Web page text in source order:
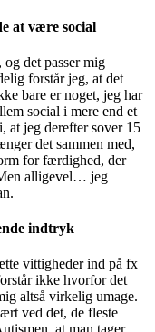
at være social
det passer mig
forstår jeg, at det
bare er noget, jeg har
social i mere end et
at jeg derefter sover 15
det sammen med,
for færdighed, der
alligevel… jeg
indtryk
vittigheder ind på fx
ikke hvorfor det
altså virkelig umage.
ved det, de fleste